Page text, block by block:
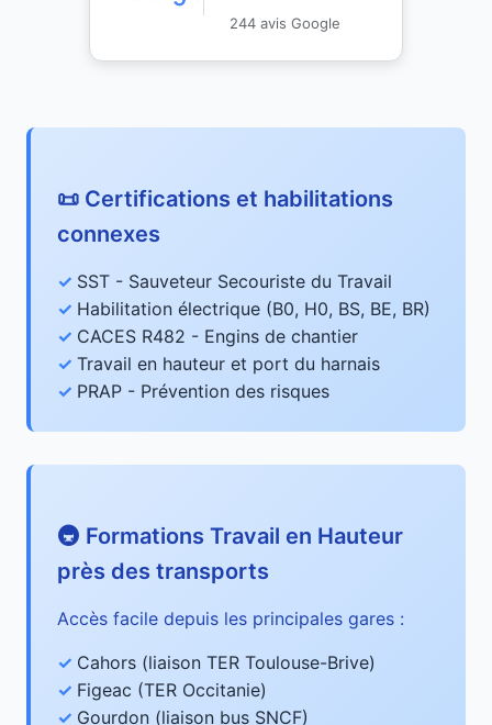
244 avis Google
📜 Certifications et habilitations
connexes
SST - Sauveteur Secouriste du Travail
Habilitation électrique (B0, H0, BS, BE, BR)
CACES R482 - Engins de chantier
Travail en hauteur et port du harnais
PRAP - Prévention des risques
🚇 Formations Travail en Hauteur
près des transports
Accès facile depuis les principales gares :
Cahors (liaison TER Toulouse-Brive)
Figeac (TER Occitanie)
Gourdon (liaison bus SNCF)